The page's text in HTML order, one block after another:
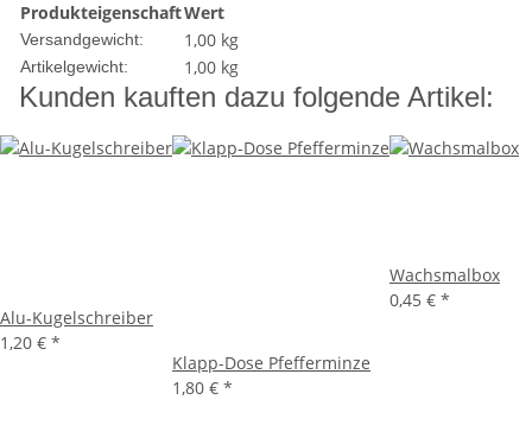
ProdukteigenschaftWert
Versandgewicht: 1,00 kg
Artikelgewicht: 1,00 kg
Kunden kauften dazu folgende Artikel:
Alu-Kugelschreiber
1,20 € *
Klapp-Dose Pfefferminze
1,80 € *
Wachsmalbox
0,45 € *